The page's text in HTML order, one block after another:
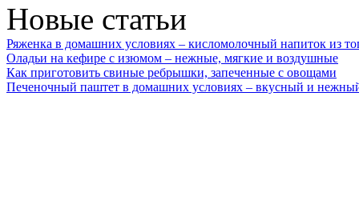
Новые статьи
Ряженка в домашних условиях – кисломолочный напиток из
Оладьи на кефире с изюмом – нежные, мягкие и воздушные
Как приготовить свиные ребрышки, запеченные с овощами
Печеночный паштет в домашних условиях – вкусный и